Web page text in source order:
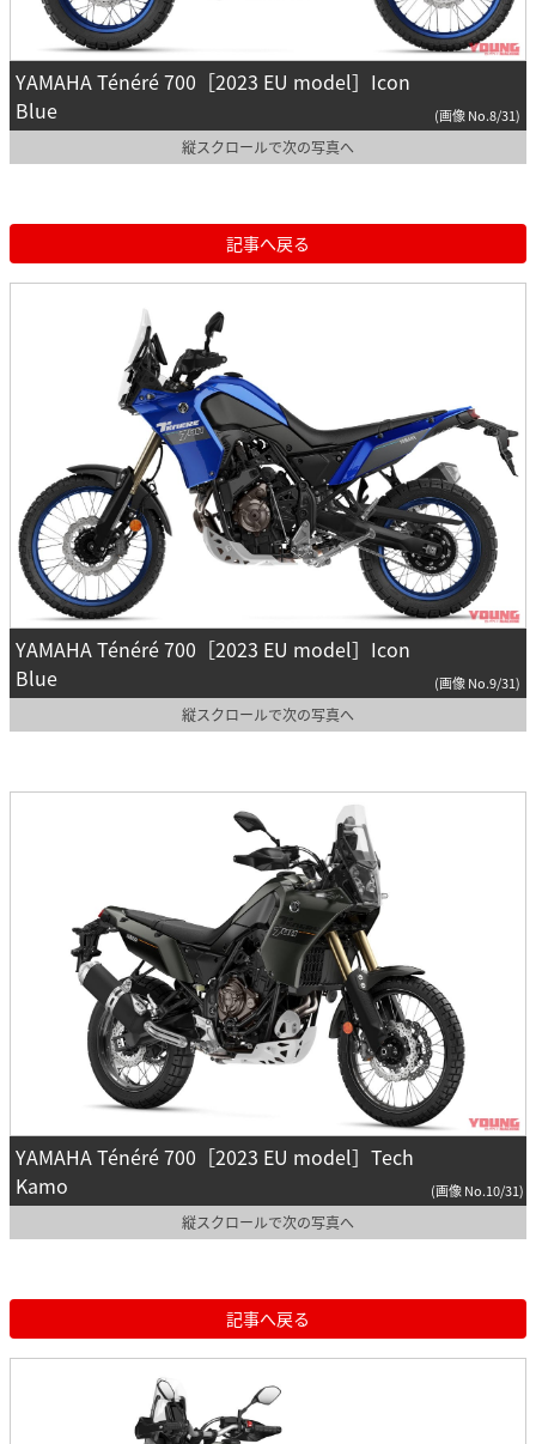
YAMAHA Ténéré 700［2023 EU model］Icon
Blue
(画像 No.8/31)
縦スクロールで次の写真へ
記事へ戻る
YAMAHA Ténéré 700［2023 EU model］Icon
Blue
(画像 No.9/31)
縦スクロールで次の写真へ
YAMAHA Ténéré 700［2023 EU model］Tech
Kamo
(画像 No.10/31)
縦スクロールで次の写真へ
記事へ戻る